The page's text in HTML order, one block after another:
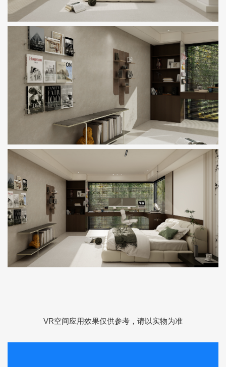
VR空间应用效果仅供参考，请以实物为准